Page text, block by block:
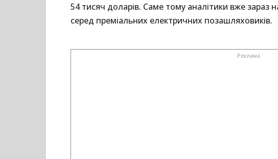
54 тисяч доларів. Саме тому аналітики вже зараз
серед преміальних електричних позашляховиків.